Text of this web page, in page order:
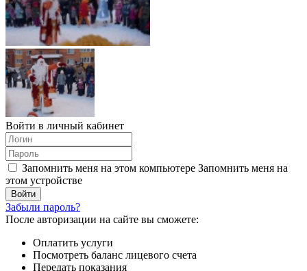
Войти в личный кабинет
Запомнить меня на этом компьютере Запомнить меня на
этом устройстве
Забыли пароль?
После авторизации на сайте вы сможете:
Оплатить услуги
Посмотреть баланс лицевого счета
Передать показания